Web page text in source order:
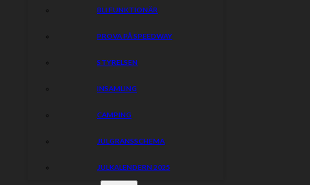
BLI FUNKTIONÄR
PROVA PÅ SPEEDWAY
STYRELSEN
INSAMLING
CAMPING
JULGRANSSCHEMA
JULKALENDERN 2025